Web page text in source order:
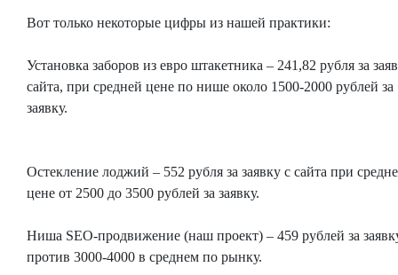
Вот только некоторые цифры из нашей практики:
Установка заборов из евро штакетника – 241,82 рубля за
сайта, при средней цене по нише около 1500-2000 рублей за
заявку.
Остекление лоджий – 552 рубля за заявку с сайта при
цене от 2500 до 3500 рублей за заявку.
Ниша SEO-продвижение (наш проект) – 459 рублей за
против 3000-4000 в среднем по рынку.